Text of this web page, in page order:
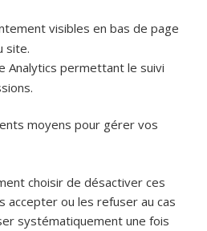
visibles en bas de page
site.
Analytics permettant le suivi
moyens pour gérer vos
choisir de désactiver ces
accepter ou les refuser au cas
systématiquement une fois